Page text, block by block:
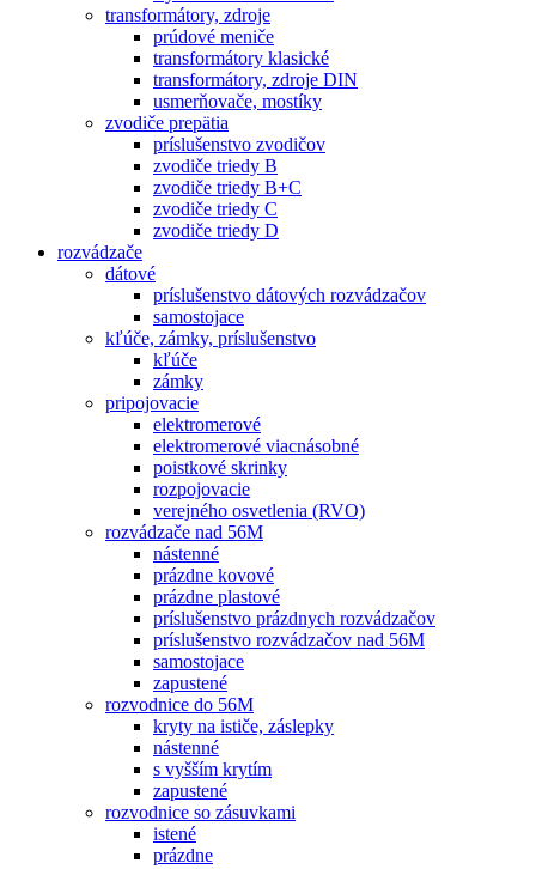
transformátory, zdroje
prúdové meniče
transformátory klasické
transformátory, zdroje DIN
usmerňovače, mostíky
zvodiče prepätia
príslušenstvo zvodičov
zvodiče triedy B
zvodiče triedy B+C
zvodiče triedy C
zvodiče triedy D
rozvádzače
dátové
príslušenstvo dátových rozvádzačov
samostojace
kľúče, zámky, príslušenstvo
kľúče
zámky
pripojovacie
elektromerové
elektromerové viacnásobné
poistkové skrinky
rozpojovacie
verejného osvetlenia (RVO)
rozvádzače nad 56M
nástenné
prázdne kovové
prázdne plastové
príslušenstvo prázdnych rozvádzačov
príslušenstvo rozvádzačov nad 56M
samostojace
zapustené
rozvodnice do 56M
kryty na ističe, záslepky
nástenné
s vyšším krytím
zapustené
rozvodnice so zásuvkami
istené
prázdne